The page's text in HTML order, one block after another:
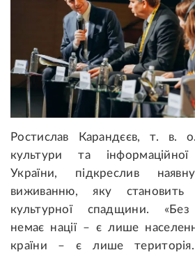
Ростислав Карандєєв, т. в.
культури та інформаційної
України, підкреслив
виживанню, яку становить
культурної спадщини. «Без
немає нації – є лише
країни – є лише територія.